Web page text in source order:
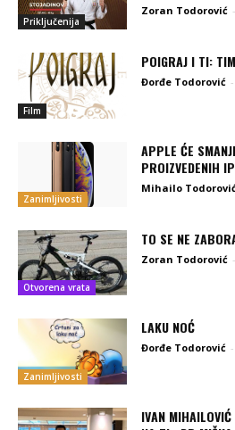
Priključenija
Zoran Todorović -
Film
POIGRAJ I TI:
Đorđe Todorović -
Zanimljivosti
APPLE ĆE
PROIZVEDENIH
Mihailo
Otvorena vrata
TO SE NE
Zoran Todorović -
Zanimljivosti
LAKU NOĆ
Đorđe Todorović -
IVAN